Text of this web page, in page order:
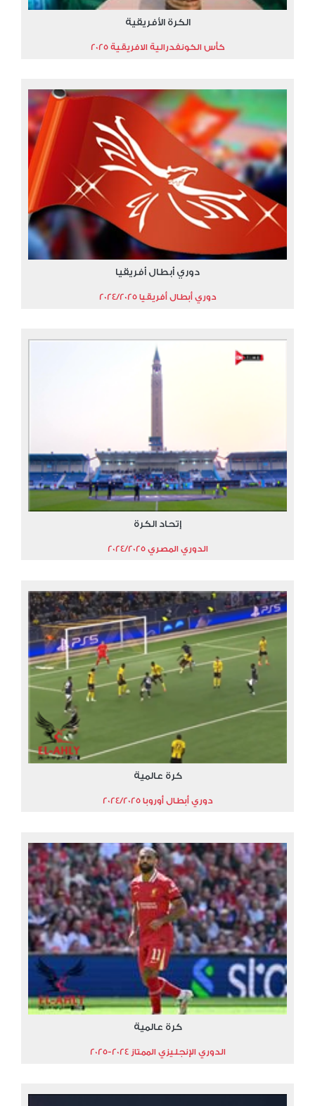
الكرة الأفريقية
كأس الكونفدرالية الافريقية 2025
دوري أبطال أفريقيا
دوري أبطال أفريقيا 2024/2025
إتحاد الكرة
الدوري المصري 2024/2025
كرة عالمية
دوري أبطال أوروبا 2024/2025
كرة عالمية
الدوري الإنجليزي الممتاز 2024-2025